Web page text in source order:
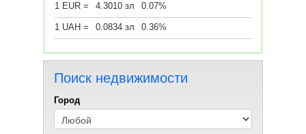
1 EUR = 4.3010 зл 0.07%
1 UAH = 0.0834 зл 0.36%
Поиск недвижимости
Город